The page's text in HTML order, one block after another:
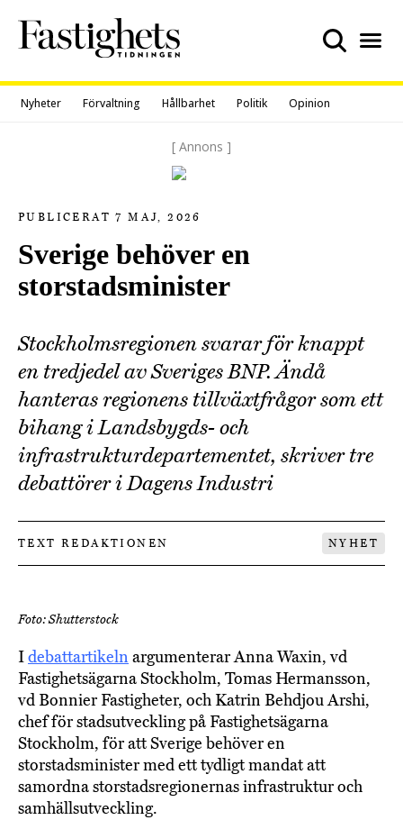
content
Nyheter Förvaltning Hållbarhet Politik Opinion
[ Annons ]
PUBLICERAT 7 MAJ, 2026
Sverige behöver en
storstadsminister
Stockholmsregionen svarar för knappt
en tredjedel av Sveriges BNP. Ändå
hanteras regionens tillväxtfrågor som ett
bihang i Landsbygds- och
infrastrukturdepartementet, skriver tre
debattörer i Dagens Industri
TEXT REDAKTIONEN NYHET
Foto: Shutterstock
Idebattartikeln argumenterar Anna Waxin, vd
Fastighetsägarna Stockholm, Tomas Hermansson,
vd Bonnier Fastigheter, och Katrin Behdjou Arshi,
chef för stadsutveckling på Fastighetsägarna
Stockholm, för att Sverige behöver en
storstadsminister med ett tydligt mandat att
samordna storstadsregionernas infrastruktur och
samhällsutveckling.